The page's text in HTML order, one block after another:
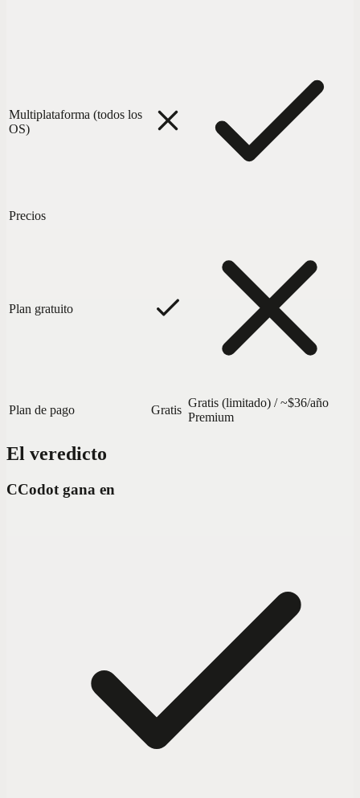
Multiplataforma (todos los
OS)
Precios
Plan gratuito
Plan de pago Gratis
Gratis (limitado) / ~$36/año
Premium
El veredicto
CCodot gana en